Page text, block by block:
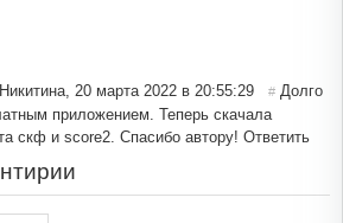
20 марта 2022 в 20:55:29 # Долго
приложением. Теперь скачала
скф и score2. Спасибо автору! Ответить